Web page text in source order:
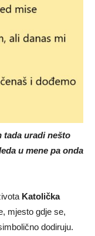
tada uradi nešto
u mene pa onda
Katolička
mjesto gdje se,
dodiruju.